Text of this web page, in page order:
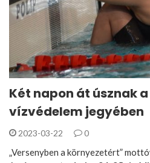
Két napon át úsznak
vízvédelem jegyében
2023-03-22 0
„Versenyben a környezetért”